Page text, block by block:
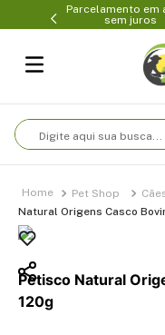
Parcelamento em
sem juros
Digite aqui sua
Pet Shop
Natural Origens Casco
Petisco Natural
120g